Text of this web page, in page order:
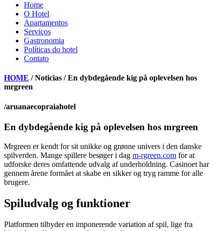
Home
O Hotel
Apartamentos
Serviços
Gastronomia
Políticas do hotel
Contato
HOME / Noticias / En dybdegående kig på oplevelsen hos
mrgreen
/aruanaecopraiahotel
En dybdegående kig på oplevelsen hos mrgreen
Mrgreen er kendt for sit unikke og grønne univers i den danske
spilverden. Mange spillere besøger i dag m-rgreen.com for at
udforske deres omfattende udvalg af underholdning. Casinoet har
gennem årene formået at skabe en sikker og tryg ramme for alle
brugere.
Spiludvalg og funktioner
Platformen tilbyder en imponerende variation af spil, lige fra